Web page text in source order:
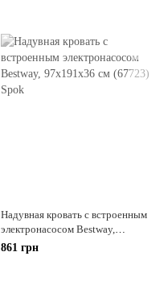
Надувная кровать c встроенным
электронасосом Bestway,
97х191х36 см (67723)
861 грн